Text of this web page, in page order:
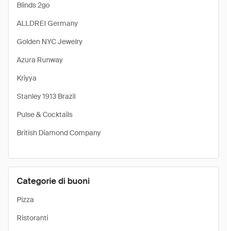
Blinds 2go
ALLDREI Germany
Golden NYC Jewelry
Azura Runway
Kriyya
Stanley 1913 Brazil
Pulse & Cocktails
British Diamond Company
Categorie di buoni
Pizza
Ristoranti